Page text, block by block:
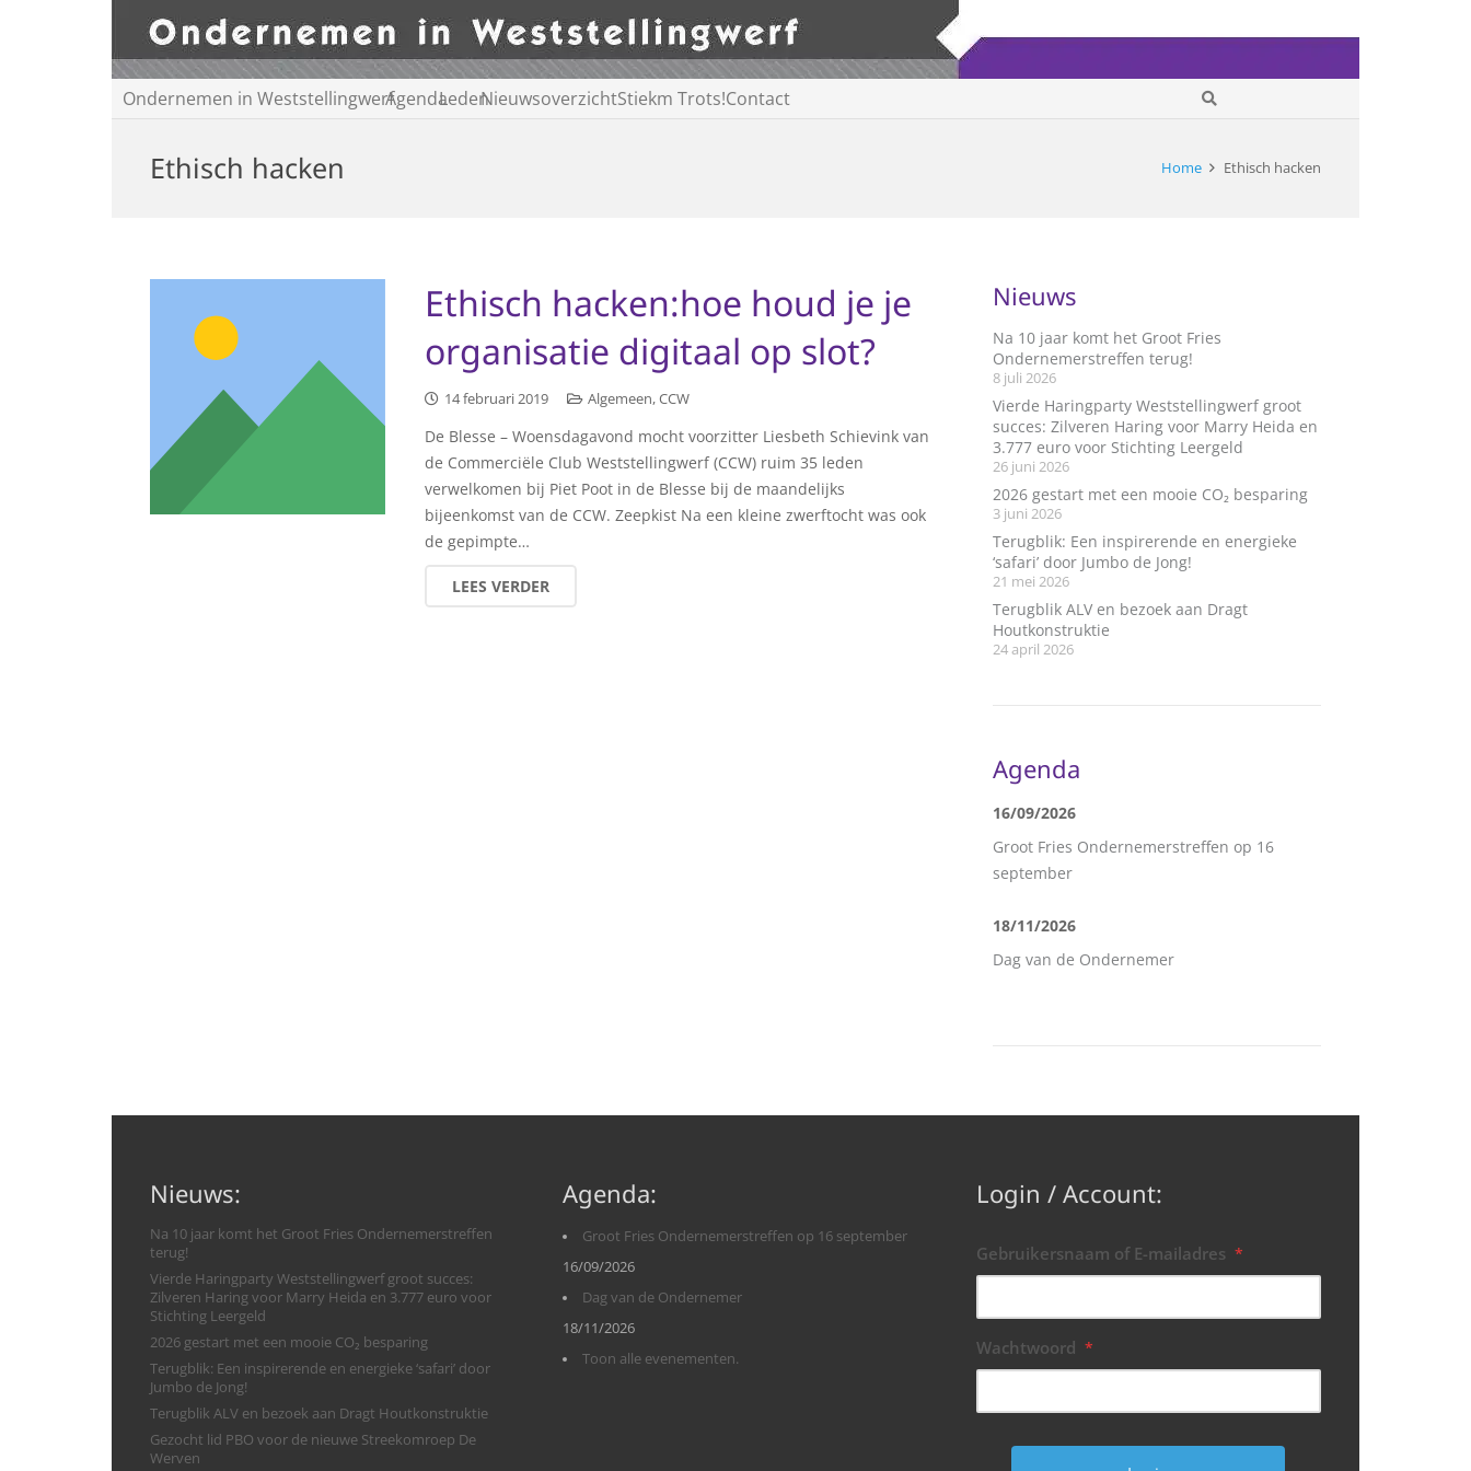
Ondernemen in WeststellingwerfAgendaLedenNieuwsoverzichtStiekm Trots!Contact
Ethisch hacken Home Ethisch hacken
Ethisch hacken:hoe houd je je
organisatie digitaal op slot?
14 februari 2019 Algemeen,CCW
De Blesse – Woensdagavond mocht voorzitter Liesbeth Schievink van
de Commerciële Club Weststellingwerf (CCW) ruim 35 leden
verwelkomen bij Piet Poot in de Blesse bij de maandelijks
bijeenkomst van de CCW. Zeepkist Na een kleine zwerftocht was ook
de gepimpte…
LEES VERDER
Nieuws
Na 10 jaar komt het Groot Fries
Ondernemerstreffen terug!
8 juli 2026
Vierde Haringparty Weststellingwerf groot
succes: Zilveren Haring voor Marry Heida en
3.777 euro voor Stichting Leergeld
26 juni 2026
2026 gestart met een mooie CO₂ besparing
3 juni 2026
Terugblik: Een inspirerende en energieke
‘safari’ door Jumbo de Jong!
21 mei 2026
Terugblik ALV en bezoek aan Dragt
Houtkonstruktie
24 april 2026
Agenda
16/09/2026
Groot Fries Ondernemerstreffen op 16
september
18/11/2026
Dag van de Ondernemer
Nieuws:
Na 10 jaar komt het Groot Fries Ondernemerstreffen
terug!
Vierde Haringparty Weststellingwerf groot succes:
Zilveren Haring voor Marry Heida en 3.777 euro voor
Stichting Leergeld
2026 gestart met een mooie CO₂ besparing
Terugblik: Een inspirerende en energieke ‘safari’ door
Jumbo de Jong!
Terugblik ALV en bezoek aan Dragt Houtkonstruktie
Gezocht lid PBO voor de nieuwe Streekomroep De
Werven
Agenda:
Groot Fries Ondernemerstreffen op 16 september
16/09/2026
Dag van de Ondernemer
18/11/2026
Toon alle evenementen.
Login / Account:
Gebruikersnaam of E-mailadres *
Wachtwoord *